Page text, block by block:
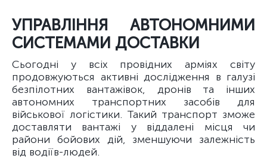
УПРАВЛІННЯ АВТОНОМНИМИ
СИСТЕМАМИ ДОСТАВКИ
Сьогодні у всіх провідних арміях світу
продовжуються активні дослідження в галузі
безпілотних вантажівок, дронів та інших
автономних транспортних засобів для
військової логістики. Такий транспорт зможе
доставляти вантажі у віддалені місця чи
райони бойових дій, зменшуючи залежність
від водіїв-людей.